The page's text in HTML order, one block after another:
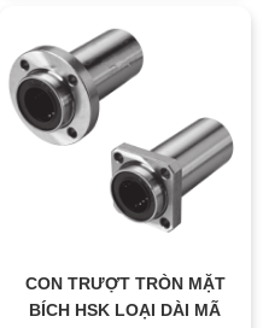
CON TRƯỢT TRÒN MẶT
BÍCH HSK LOẠI DÀI MÃ